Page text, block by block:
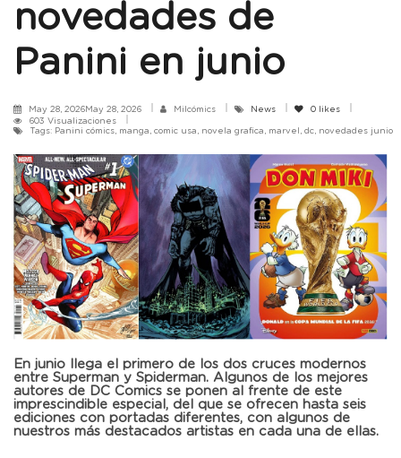
novedades de
Panini en junio
May 28, 2026May 28, 2026 Milcómics News 0
likes
603 Visualizaciones
Tags: Panini cómics, manga, comic usa, novela grafica, marvel, dc, novedades junio
En junio llega el primero de los dos cruces modernos
entre Superman y Spiderman. Algunos de los mejores
autores de DC Comics se ponen al frente de este
imprescindible especial, del que se ofrecen hasta seis
ediciones con portadas diferentes, con algunos de
nuestros más destacados artistas en cada una de ellas.